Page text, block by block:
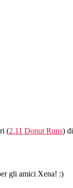
(2.11 Donut Runs) di
gli amici Xena! :)